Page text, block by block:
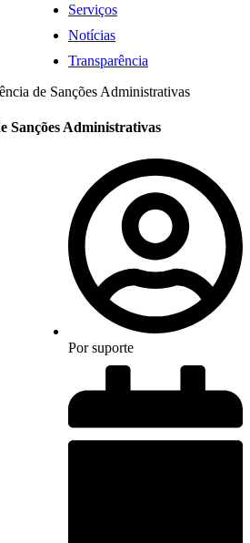
Serviços
Notícias
Transparência
de Sanções Administrativas
Sanções Administrativas
Porsuporte